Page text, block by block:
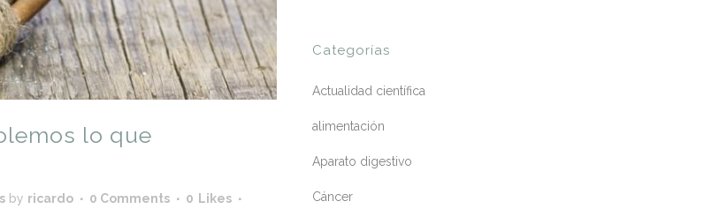
lo que
by ricardo 0 Comments 0 Likes
Categorías
Actualidad científica
alimentación
Aparato digestivo
Cáncer